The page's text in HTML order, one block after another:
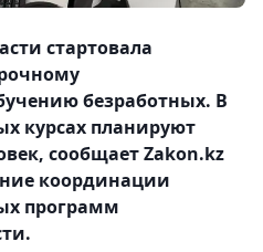
стартовала
безработных. В
курсах планируют
сообщает Zakon.kz
координации
программ